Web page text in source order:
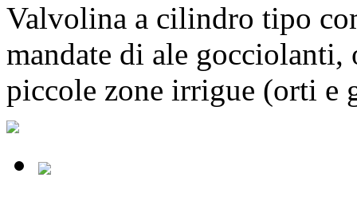
Valvolina a cilindro tipo
mandate di ale gocciolanti,
piccole zone irrigue (orti e